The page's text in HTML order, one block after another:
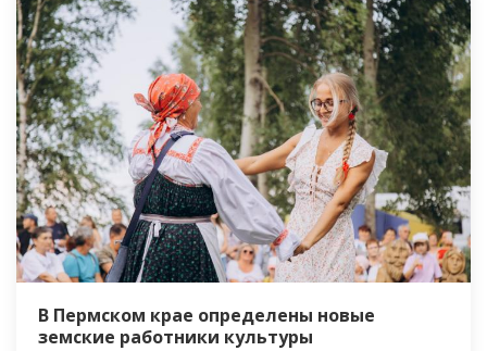
В Пермском крае определены новые
земские работники культуры